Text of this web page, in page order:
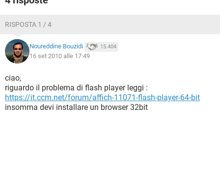
RISPOSTA 1 / 4
Noureddine Bouzidi 15.404
16 set 2010 alle 17:49
ciao,
riguardo il problema di flash player leggi :
https://it.ccm.net/forum/affich-11071-flash-player-64-bit
insomma devi installare un browser 32bit